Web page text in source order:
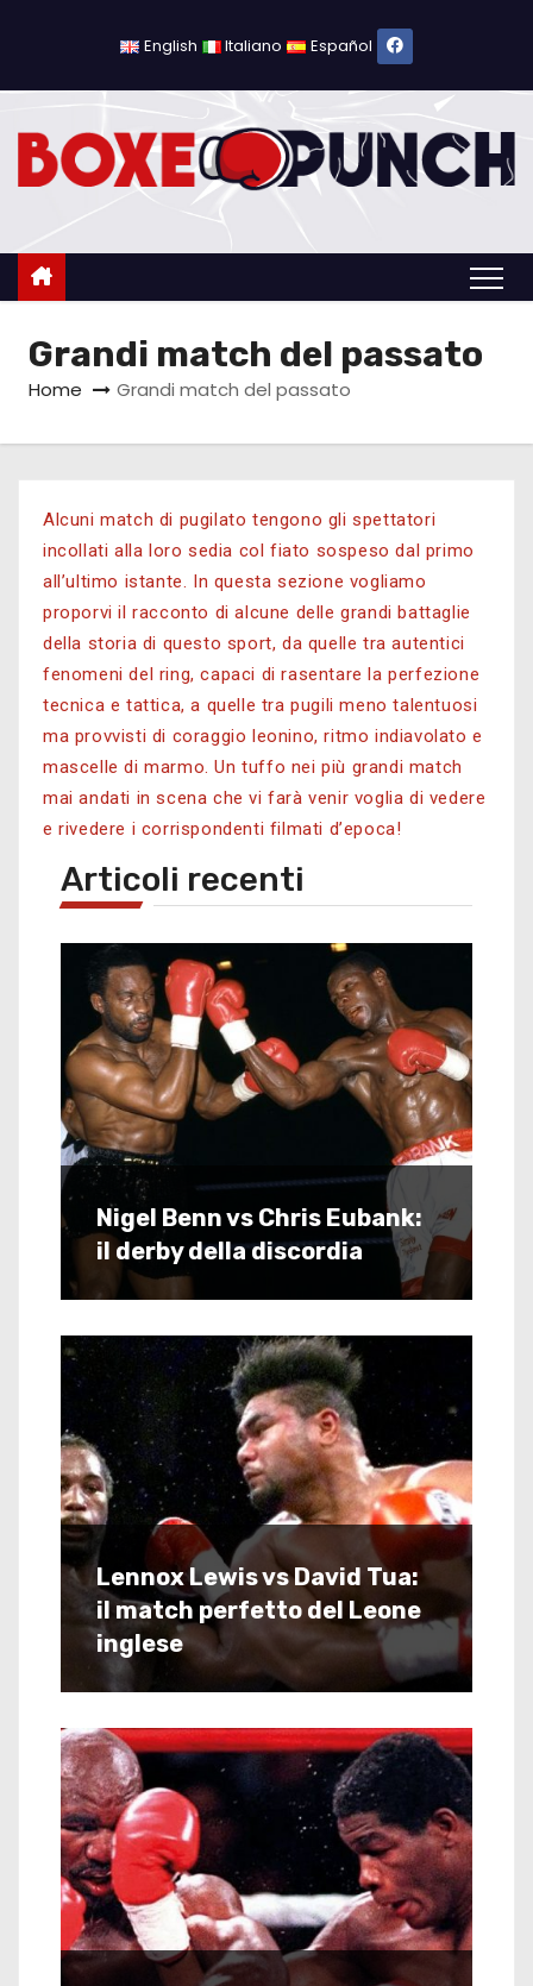
English Italiano Español
Grandi match del passato
Home Grandi match del passato
Alcuni match di pugilato tengono gli spettatori
incollati alla loro sedia col fiato sospeso dal primo
all’ultimo istante. In questa sezione vogliamo
proporvi il racconto di alcune delle grandi battaglie
della storia di questo sport, da quelle tra autentici
fenomeni del ring, capaci di rasentare la perfezione
tecnica e tattica, a quelle tra pugili meno talentuosi
ma provvisti di coraggio leonino, ritmo indiavolato e
mascelle di marmo.Un tuffo nei più grandi match
mai andati in scena che vi farà venir voglia di vedere
e rivedere i corrispondenti filmati d’epoca!
Articoli recenti
Nigel Benn vs Chris Eubank:
il derby della discordia
Lennox Lewis vs David Tua:
il match perfetto del Leone
inglese